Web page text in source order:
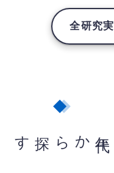
全研究
から探す